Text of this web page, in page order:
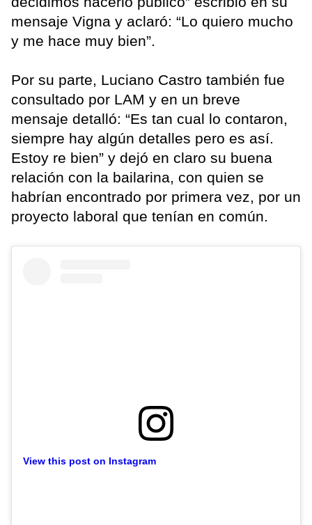
mensaje Vigna y aclaró: “Lo quiero mucho
y me hace muy bien”.
Por su parte, Luciano Castro también fue
consultado por LAM y en un breve
mensaje detalló: “Es tan cual lo contaron,
siempre hay algún detalles pero es así.
Estoy re bien” y dejó en claro su buena
relación con la bailarina, con quien se
habrían encontrado por primera vez, por un
proyecto laboral que tenían en común.
View this post on Instagram